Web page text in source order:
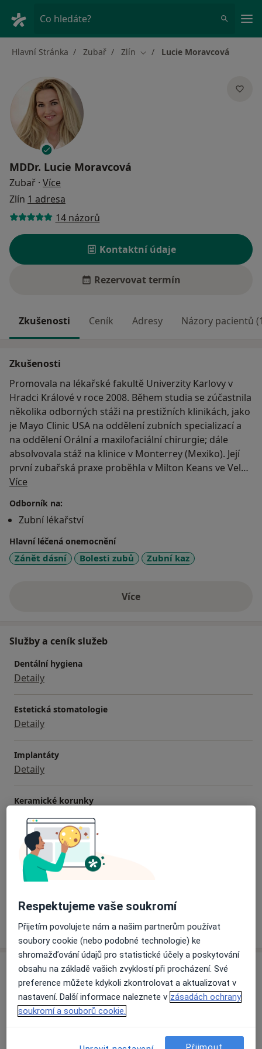
Co hledáte?
Hlavní Stránka Zubař Zlín Změna města
Lucie Moravcová
MDDr. Lucie Moravcová
Zubař · Více
Zlín 1 adresa
14 názorů
Kontaktní údaje
Rezervovat termín
Zkušenosti Ceník Adresy Názory pacientů
Zkušenosti
Promovala na lékařské fakultě Univerzity Karlovy v
Hradci Králové v roce 2008. Během studia se zúčastnila
několika odborných stáži na prestižních klinikách, jako
je Mayo Clinic USA na oddělení zubních specializací a
na oddělení Orální a maxilofaciální chirurgie; dále
absolvovala stáž na klinice v Monterrey (Mexiko). Její
první zubařská praxe proběhla v Milton Keans ve Velké
Británii. Nyní se zabývá hlavně estetickou stomatologií
a protetikou. Mluví plynule anglicky a španělsky. Ráda
sportuje (tenis, lyžování), hraje na klavír a na flétnu.
Více
Odborník na:
Zubní lékařství
Hlavní léčená onemocnění
Zánět dásní Bolesti zubů Zubní kaz
Víceo zkušenostech
Služby a ceník služeb
Dentální hygiena
Detaily
Estetická stomatologie
Detaily
Implantáty
Detaily
Keramické korunky
Detaily
Ošetření kořenových kanálků
Detaily
Jak fungují ceny?
Adresa
MORAVEC DENT - MEDICAL s.r.o.
Slovenská 3066, Zlín76001
Respektujeme vaše soukromí
Přijetím povolujete nám a našim partnerům používat
soubory cookie (nebo podobné technologie) ke
shromažďování údajů pro statistické účely a poskytování
obsahu na základě vašich zvyklostí při procházení. Své
preference můžete kdykoli zkontrolovat a aktualizovat v
nastavení. Další informace naleznete v zásadách ochrany
soukromí a souborů cookie.